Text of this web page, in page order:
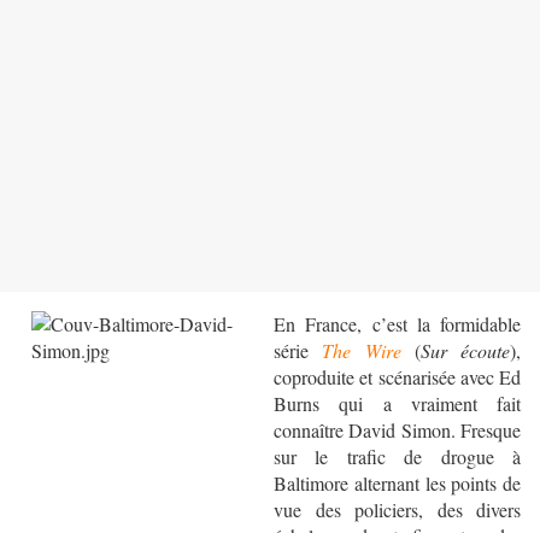
En France, c’est la formidable
série The Wire(Sur écoute),
coproduite et scénarisée avec Ed
Burns qui a vraiment fait
connaître David Simon. Fresque
sur le trafic de drogue à
Baltimore alternant les points de
vue des policiers, des divers